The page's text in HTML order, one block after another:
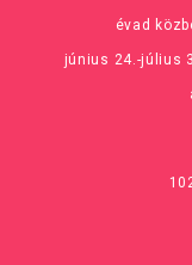
évad
június 24.-július